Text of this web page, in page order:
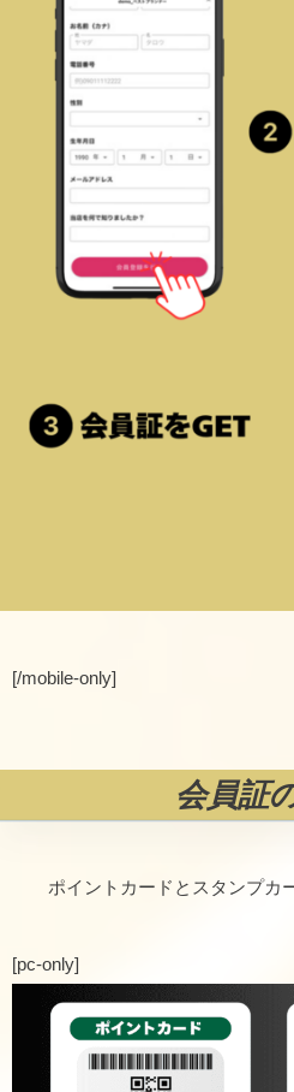
[/mobile-only]
会員証
ポイントカードとスタンプカ
[pc-only]